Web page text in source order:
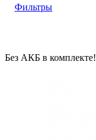
Фильтры
Без АКБ в комплекте!